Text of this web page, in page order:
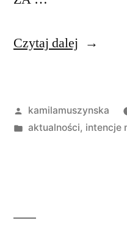
Czytaj dalej „Intencje
18
stycznia
Opublikowane
przez
kamilamuszynska
Opublikowano
aktualności, intencje